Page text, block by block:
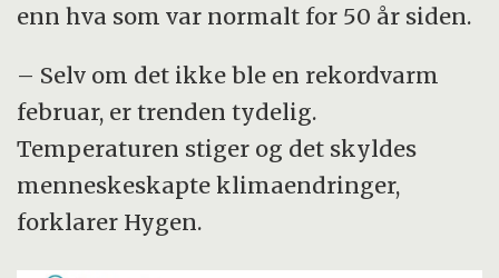
enn hva som var normalt for 50 år siden.
– Selv om det ikke ble en rekordvarm
februar, er trenden tydelig.
Temperaturen stiger og det skyldes
menneskeskapte klimaendringer,
forklarer Hygen.